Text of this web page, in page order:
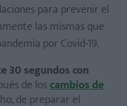
para prevenir el
las mismas que
por Covid-19.
30 segundos con
de loscambios de
de preparar el